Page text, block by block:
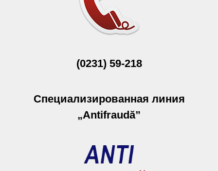
(0231) 59-218
Специализированная линия
„Antifraudă”